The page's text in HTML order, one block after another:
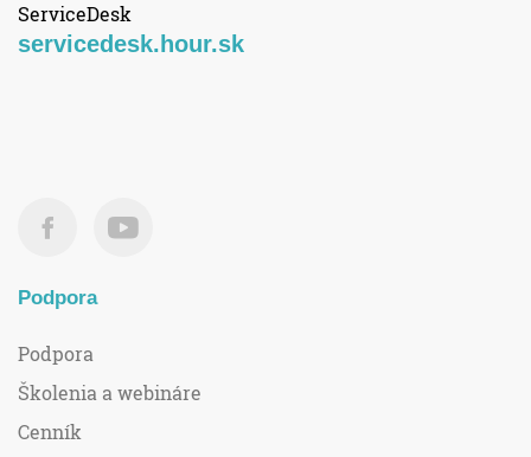
ServiceDesk
servicedesk.hour.sk
Podpora
Podpora
Školenia a webináre
Cenník